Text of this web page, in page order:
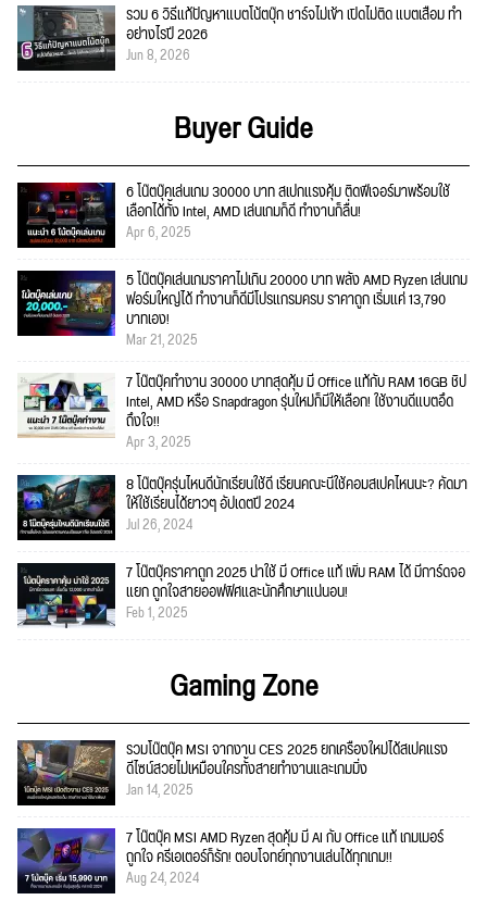
รวม 6 วิธีแก้ปัญหาแบตโน้ตบุ๊ก ชาร์จไม่เข้า เปิดไม่ติด แบตเสื่อม ทำ
อย่างไรปี 2026
Jun 8, 2026
Buyer Guide
6 โน๊ตบุ๊คเล่นเกม 30000 บาท สเปกแรงคุ้ม ติดฟีเจอร์มาพร้อมใช้
เลือกได้ทั้ง Intel, AMD เล่นเกมก็ดี ทำงานก็ลื่น!
Apr 6, 2025
5 โน๊ตบุ๊คเล่นเกมราคาไม่เกิน 20000 บาท พลัง AMD Ryzen เล่นเกม
ฟอร์มใหญ่ได้ ทำงานก็ดีมีโปรแกรมครบ ราคาถูก เริ่มแค่ 13,790
บาทเอง!
Mar 21, 2025
7 โน๊ตบุ๊คทำงาน 30000 บาทสุดคุ้ม มี Office แท้กับ RAM 16GB ชิป
Intel, AMD หรือ Snapdragon รุ่นใหม่ก็มีให้เลือก! ใช้งานดีแบตอึด
ถึงใจ!!
Apr 3, 2025
8 โน๊ตบุ๊ครุ่นไหนดีนักเรียนใช้ดี เรียนคณะนี้ใช้คอมสเปคไหนนะ? คัดมา
ให้ใช้เรียนได้ยาวๆ อัปเดตปี 2024
Jul 26, 2024
7 โน๊ตบุ๊คราคาถูก 2025 น่าใช้ มี Office แท้ เพิ่ม RAM ได้ มีการ์ดจอ
แยก ถูกใจสายออฟฟิศและนักศึกษาแน่นอน!
Feb 1, 2025
Gaming Zone
รวมโน๊ตบุ๊ค MSI จากงาน CES 2025 ยกเครื่องใหม่ได้สเปคแรง
ดีไซน์สวยไม่เหมือนใครทั้งสายทำงานและเกมมิ่ง
Jan 14, 2025
7 โน๊ตบุ๊ค MSI AMD Ryzen สุดคุ้ม มี AI กับ Office แท้ เกมเมอร์
ถูกใจ ครีเอเตอร์ก็รัก! ตอบโจทย์ทุกงานเล่นได้ทุกเกม!!
Aug 24, 2024